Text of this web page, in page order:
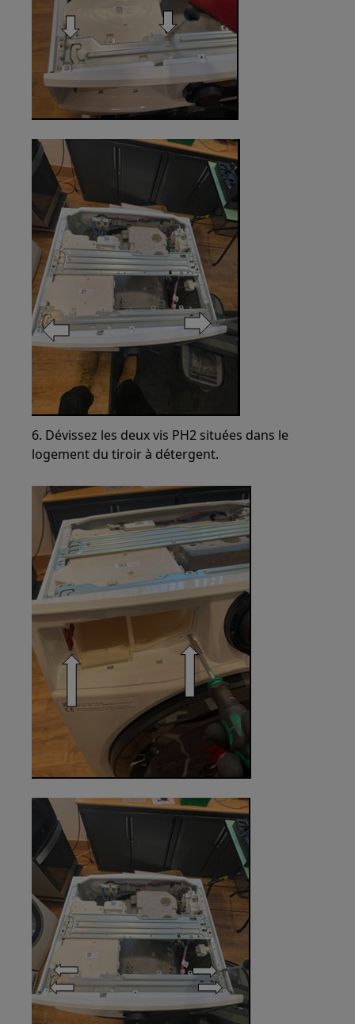
6. Dévissez les deux vis PH2 situées dans le
logement du tiroir à détergent.